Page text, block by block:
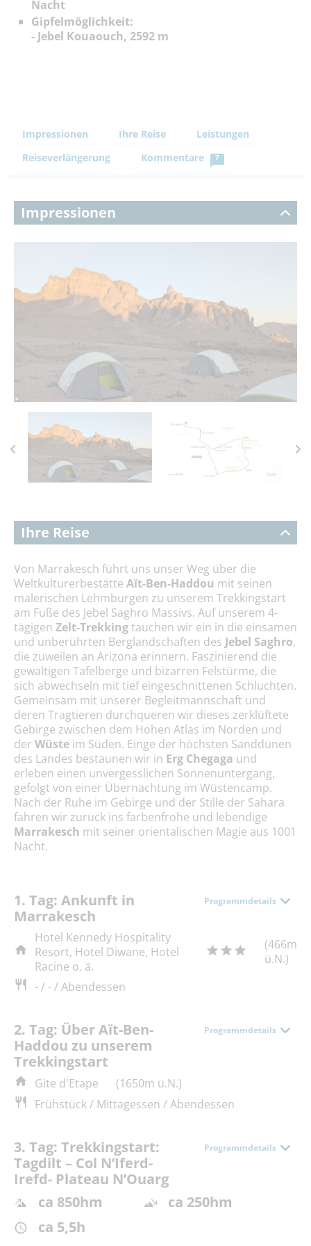
Nacht
Gipfelmöglichkeit:
- Jebel Kouaouch, 2592 m
Impressionen Ihre Reise
Leistungen
Reiseverlängerung
Kommentare 7
Impressionen
Ihre Reise
Von Marrakesch führt uns unser Weg über die
Weltkulturerbestätte Aït-Ben-Haddou mit seinen
malerischen Lehmburgen zu unserem Trekkingstart
am Fuße des Jebel Saghro Massivs. Auf unserem 4-
tägigen Zelt-Trekkingtauchen wir ein in die einsamen
und unberührten Berglandschaften des Jebel Saghro,
die zuweilen an Arizona erinnern. Faszinierend die
gewaltigen Tafelberge und bizarren Felstürme, die
sich abwechseln mit tief eingeschnittenen Schluchten.
Gemeinsam mit unserer Begleitmannschaft und
deren Tragtieren durchqueren wir dieses zerklüftete
Gebirge zwischen dem Hohen Atlas im Norden und
der Wüste im Süden. Einge der höchsten Sanddünen
des Landes bestaunen wir in Erg Chegaga und
erleben einen unvergesslichen Sonnenuntergang,
gefolgt von einer Übernachtung im Wüstencamp.
Nach der Ruhe im Gebirge und der Stille der Sahara
fahren wir zurück ins farbenfrohe und lebendige
Marrakesch mit seiner orientalischen Magie aus 1001
Nacht.
1. Tag: Ankunft in
Marrakesch
Programmdetails
Hotel Kennedy Hospitality
Resort, Hotel Diwane, Hotel
Racine o. ä.
(466m
ü.N.)
- / - / Abendessen
2. Tag: Über Aït-Ben-
Haddou zu unserem
Trekkingstart
Programmdetails
Gite d'Etape
(1650m ü.N.)
Frühstück / Mittagessen / Abendessen
3. Tag: Trekkingstart:
Tagdilt – Col N’Iferd-
Irefd- Plateau N’Ouarg
Programmdetails
ca 850hm
ca 250hm
ca 5,5h